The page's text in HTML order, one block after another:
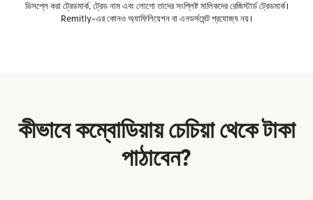
ডিসপ্লে করা ট্রেডমার্ক, ট্রেড নাম এবং লোগো তাদের সংশ্লিষ্ট মালিকদের রেজিস্টার্ড ট্রেডমার্ক।
Remitly-এর কোনও অ্যাফিলিয়েশন বা এনডর্সমেন্ট প্রযোজ্য নয়।
কীভাবে কম্বোডিয়ায় চেচিয়া থেকে টাকা
পাঠাবেন?